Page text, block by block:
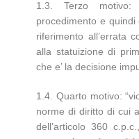
1.3. Terzo motivo:
procedimento e quindi
riferimento all’errata
alla statuizione di
che e’ la decisione
1.4. Quarto motivo:
norme di diritto di cui
dell’articolo 360